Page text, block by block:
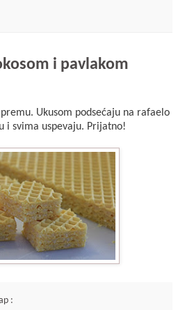
i pavlakom
Ukusom podsećaju na rafaelo
i svima uspevaju. Prijatno!
: